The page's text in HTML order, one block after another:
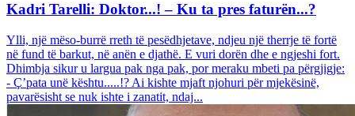
Kadri Tarelli: Doktor...! – Ku ta pres faturën...?
Ylli, një mëso-burrë rreth të pesëdhjetave, ndjeu një therrje të fortë
në fund të barkut, në anën e djathë. E vuri dorën dhe e ngjeshi fort.
Dhimbja sikur u largua pak nga pak, por meraku mbeti pa përgjigje:
- Ç’pata unë kështu.....!? Ai kishte mjaft njohuri për mjekësinë,
pavarësisht se nuk ishte i zanatit, ndaj...